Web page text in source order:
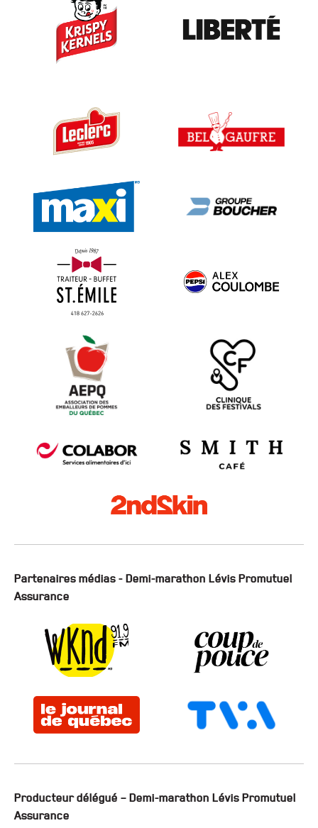
Partenaires médias - Demi-marathon Lévis Promutuel
Assurance
Producteur délégué – Demi-marathon Lévis Promutuel
Assurance